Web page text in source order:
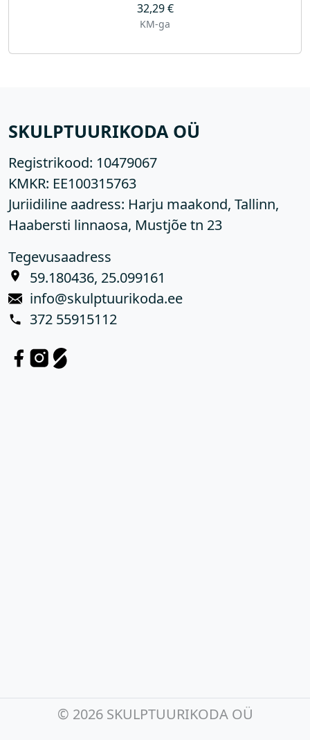
32,29€
KM-ga
SKULPTUURIKODA OÜ
Registrikood: 10479067
KMKR: EE100315763
Juriidiline aadress: Harju maakond, Tallinn,
Haabersti linnaosa, Mustjõe tn 23
Tegevusaadress
59.180436, 25.099161
info@skulptuurikoda.ee
372 55915112
© 2026 SKULPTUURIKODA OÜ